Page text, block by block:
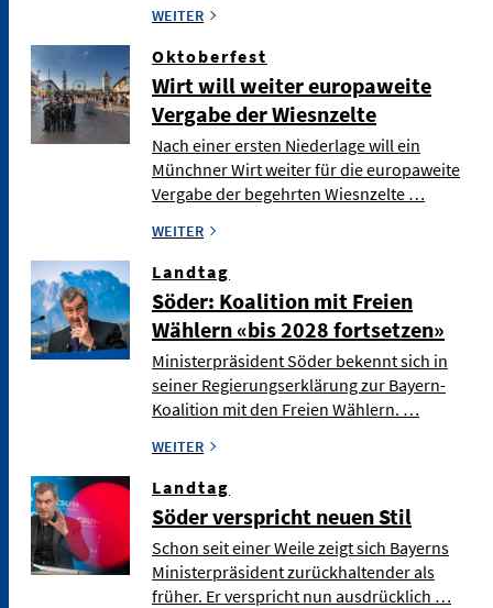
WEITER
Oktoberfest
Wirt will weiter europaweite
Vergabe der Wiesnzelte
Nach einer ersten Niederlage will ein
Münchner Wirt weiter für die europaweite
Vergabe der begehrten Wiesnzelte …
WEITER
Landtag
Söder: Koalition mit Freien
Wählern «bis 2028 fortsetzen»
Ministerpräsident Söder bekennt sich in
seiner Regierungserklärung zur Bayern-
Koalition mit den Freien Wählern. …
WEITER
Landtag
Söder verspricht neuen Stil
Schon seit einer Weile zeigt sich Bayerns
Ministerpräsident zurückhaltender als
früher. Er verspricht nun ausdrücklich …